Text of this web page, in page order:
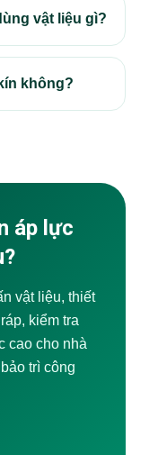
vật liệu gì?
không?
áp lực
vật liệu, thiết
kiểm tra
cao cho nhà
trì công